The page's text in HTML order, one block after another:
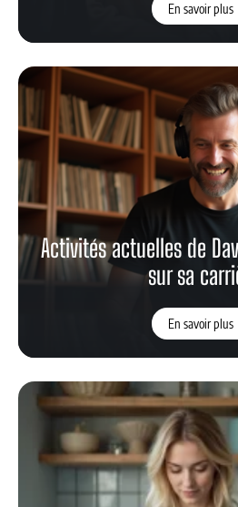
En savoir plus
Activités actuelles de
sur sa
En savoir plus